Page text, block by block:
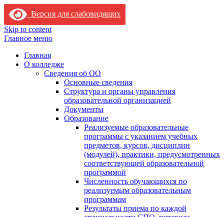
Версия для слабовидящих
Skip to content
Главное меню
Главная
О колледже
Сведения об ОО
Основные сведения
Структура и органы управления
образовательной организацией
Документы
Образование
Реализуемые образовательные
программы с указанием учебных
предметов, курсов, дисциплин
(модулей), практики, предусмотренных
соответствующей образовательной
программой
Численность обучающихся по
реализуемым образовательным
программам
Результаты приема по каждой